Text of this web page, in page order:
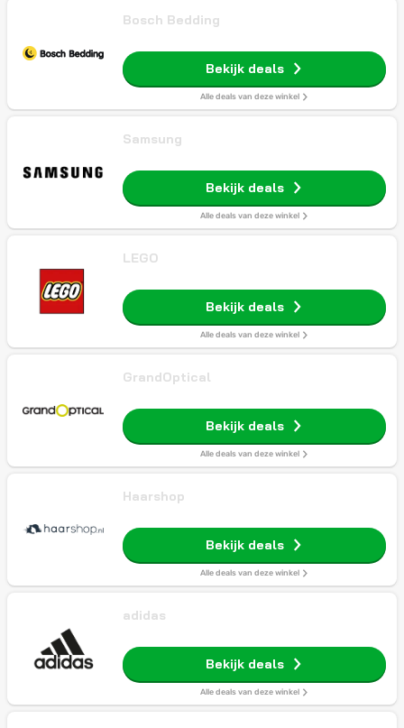
Bosch Bedding
Bekijk deals
Alle deals van deze winkel
Samsung
Bekijk deals
Alle deals van deze winkel
LEGO
Bekijk deals
Alle deals van deze winkel
GrandOptical
Bekijk deals
Alle deals van deze winkel
Haarshop
Bekijk deals
Alle deals van deze winkel
adidas
Bekijk deals
Alle deals van deze winkel